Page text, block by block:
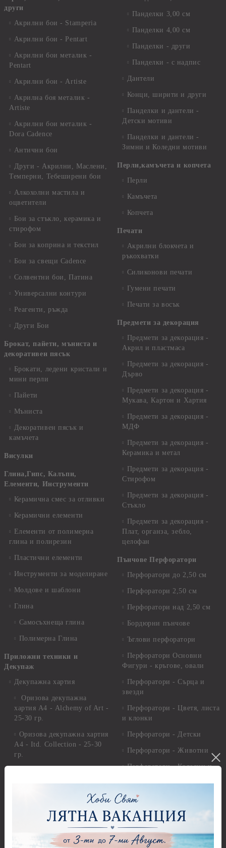
други
Акрилни бои - Stamperia
Акрилни бои - Pentart
Акрилни бои металик -
Pentart
Акрилни бои - Artiste
Акрилна боя металик -
Artiste
Акрилни бои металик -
Dora Cadence
Антични бои
Други - Акрилни, Маслени,
Темперни, Тебеширени бои
Алкохолни мастила и
оцветители
Бои за стъкло, керамика и
стирофом
Бои за коприна и текстил
Бои за свещи Cadence
Солвентни бои, Патина
Универсални контури
Реагенти, ръжда
Други Бои
Брокат, пайети, мъниста и
декоративен пясък
Брокати, ледени кристали и
мини перли
Пайети
Мъниста
Декоративен пясък и
камъчета
Висулки
Глина,Гипс, Калъпи,
Елементи, Инструменти
Керамична смес за отливки
Керамични елементи
Елементи от полимерна
глина и полирезин
Пластични елементи
Инструменти за моделиране
Молдове и шаблони
Глина
Самосъхнеща глина
Полимерна Глина
Приложни техники и
Декупаж
Декупажна хартия
Оризова декупажна
хартия А4 - Alchemy of Art -
25-30 гр.
Оризова декупажна хартия
А4 - Itd. Collection - 25-30
гр.
Антични пасти
Вакс пасти
Панделки 3,00 см
Панделки 4,00 см
Панделки - други
Панделки - с надпис
Дантели
Конци, ширити и други
Панделки и дантели -
Детски мотиви
Панделки и дантели -
Зимни и Коледни мотиви
Перли,камъчета и копчета
Перли
Камъчета
Копчета
Печати
Акрилни блокчета и
ръкохватки
Силиконови печати
Гумени печати
Печати за восък
Предмети за декорация
Предмети за декорация -
Акрил и пластмаса
Предмети за декорация -
Дърво
Предмети за декорация -
Мукава, Картон и Хартия
Предмети за декорация -
МДФ
Предмети за декорация -
Керамика и метал
Предмети за декорация -
Стирофом
Предмети за декорация -
Стъкло
Предмети за декорация -
Плат, органза, зебло,
целофан
Пънчове Перфоратори
Перфоратори до 2,50 см
Перфоратори 2,50 см
Перфоратори над 2,50 см
Бордюрни пънчове
Ъглови перфоратори
Перфоратори Основни
Фигури - кръгове, овали
Перфоратори - Сърца и
звезди
Перфоратори - Цветя, листа
и клонки
Перфоратори - Детски
Перфоратори - Животни
Перфоратори - Коледни и
Рисуване
Грунд и почистващи
разтвори
Платна за рисуване